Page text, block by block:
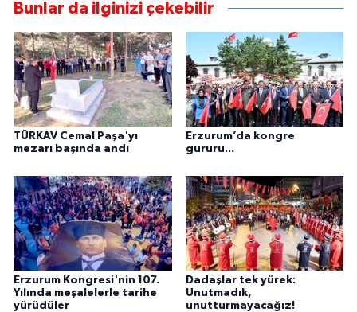
Bunlar da ilginizi çekebilir
TÜRKAV Cemal Paşa'yı
mezarı başında andı
Erzurum’da kongre
gururu...
Erzurum Kongresi'nin 107.
Yılında meşalelerle tarihe
yürüdüler
Dadaşlar tek yürek:
Unutmadık,
unutturmayacağız!